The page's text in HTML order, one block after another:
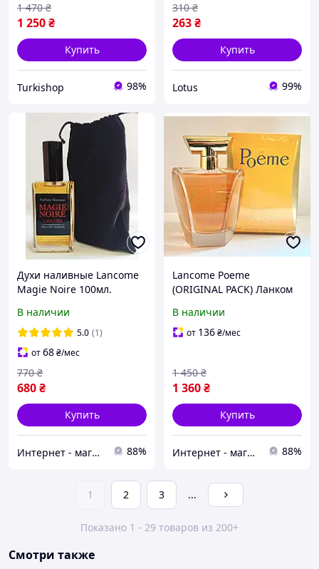
1 250₴
1 470 ₴
Купить
Turkishop 98%
263₴
310 ₴
Купить
Lotus 99%
Духи наливные Lancome
Magie Noire 100мл.
В наличии
5.0 (1)
от68₴/мес
680₴
770 ₴
Купить
Интернет - магазин ГЛАМУР 88%
Lancome Poeme
(ORIGINAL PACK) Ланком
В наличии
от 136₴/мес
1 360₴
1 450 ₴
Купить
Интернет - магазин ГЛАМУР 88%
1 2 3 ...
Показано 1 - 29 товаров из 200+
Смотри также